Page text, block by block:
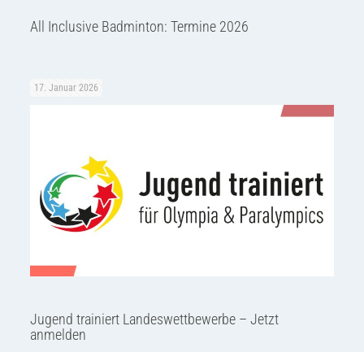
All Inclusive Badminton: Termine 2026
17. Januar 2026
Jugend trainiert Landeswettbewerbe – Jetzt
anmelden